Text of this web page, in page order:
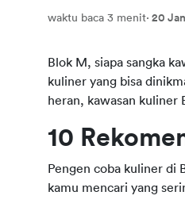
waktu baca 3 menit· 20
Blok M, siapa sangka
kuliner yang bisa
heran, kawasan kuliner
10
Pengen coba kuliner di
kamu mencari yang